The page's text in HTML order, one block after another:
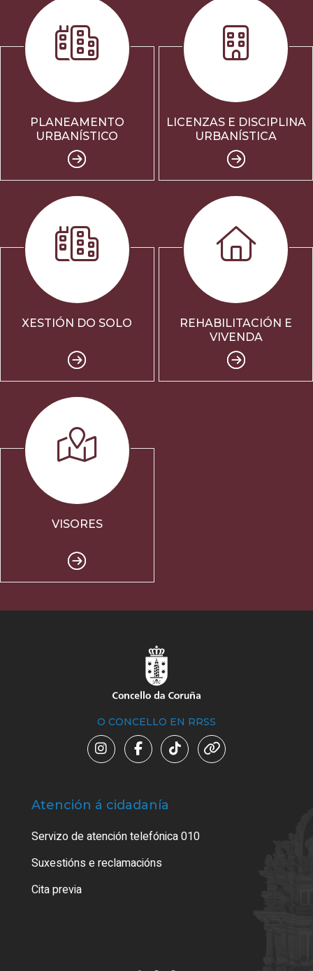
PLANEAMENTO
URBANÍSTICO
LICENZAS E DISCIPLINA
URBANÍSTICA
XESTIÓN DO SOLO
REHABILITACIÓN E
VIVENDA
VISORES
O CONCELLO EN RRSS
Atención á cidadanía
Servizo de atención telefónica 010
Suxestións e reclamacións
Cita previa